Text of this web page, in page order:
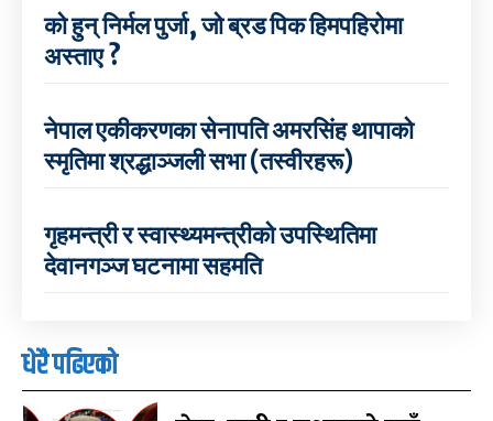
को हुन् निर्मल पुर्जा, जो ब्रड पिक हिमपहिरोमा
अस्ताए ?
नेपाल एकीकरणका सेनापति अमरसिंह थापाको
स्मृतिमा श्रद्धाञ्जली सभा (तस्वीरहरू)
गृहमन्त्री र स्वास्थ्यमन्त्रीको उपस्थितिमा
देवानगञ्ज घटनामा सहमति
धेरै पढिएको